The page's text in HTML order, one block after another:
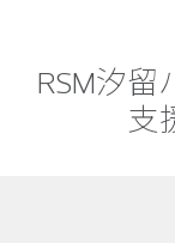
RSM汐
支